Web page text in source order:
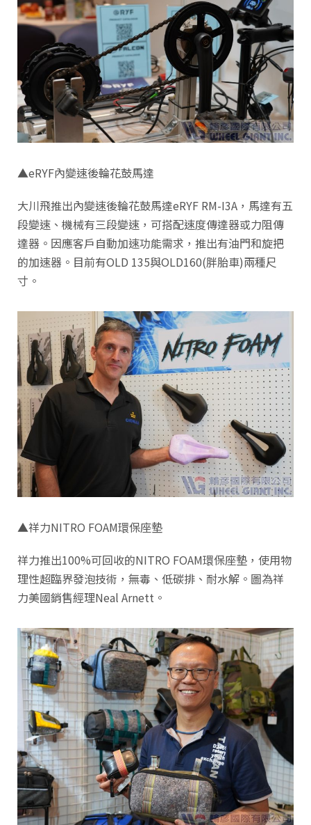
▲eRYF內變速後輪花鼓馬達
大川飛推出內變速後輪花鼓馬達eRYF RM-I3A，馬達有五
段變速、機械有三段變速，可搭配速度傳達器或力阻傳
達器。因應客戶自動加速功能需求，推出有油門和旋把
的加速器。目前有OLD 135與OLD160(胖胎車)兩種尺
寸。
▲祥力NITRO FOAM環保座墊
祥力推出100%可回收的NITRO FOAM環保座墊，使用物
理性超臨界發泡技術，無毒、低碳排、耐水解。圖為祥
力美國銷售經理Neal Arnett。